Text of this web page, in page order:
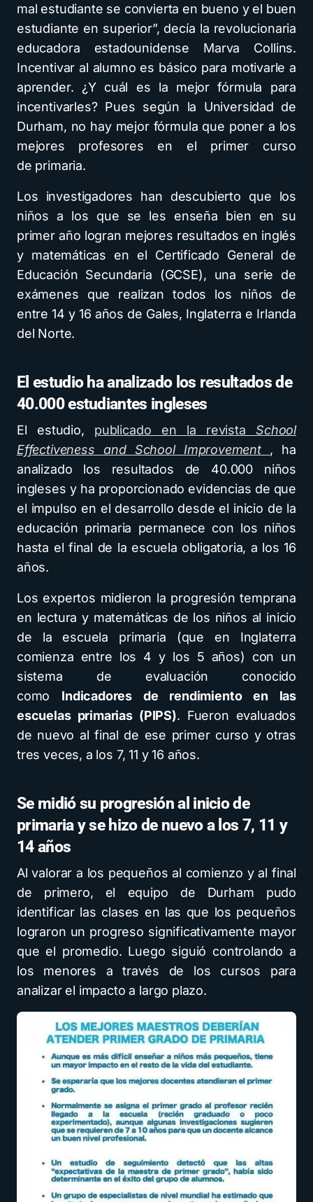
mal estudiante se convierta en bueno y el buen
estudiante en superior”, decía la revolucionaria
educadora estadounidense Marva Collins.
Incentivar al alumno es básico para motivarle a
aprender. ¿Y cuál es la mejor fórmula para
incentivarles? Pues según la Universidad de
Durham, no hay mejor fórmula que poner a los
mejores profesores en el primer curso
de primaria.
Los investigadores han descubierto que los
niños a los que se les enseña bien en su
primer año logran mejores resultados en inglés
y matemáticas en el Certificado General de
Educación Secundaria (GCSE), una serie de
exámenes que realizan todos los niños de
entre 14 y 16 años de Gales, Inglaterra e Irlanda
del Norte.
El estudio ha analizado los resultados de
40.000 estudiantes ingleses
El estudio, publicado en la revistaSchool
Effectiveness and School Improvement
, ha
analizado los resultados de 40.000 niños
ingleses y ha proporcionado evidencias de que
el impulso en el desarrollo desde el inicio de la
educación primaria permanece con los niños
hasta el final de la escuela obligatoria, a los 16
años.
Los expertos midieron la progresión temprana
en lectura y matemáticas de los niños al inicio
de la escuela primaria (que en Inglaterra
comienza entre los 4 y los 5 años) con un
sistema de evaluación conocido
como Indicadores de rendimiento en las
escuelas primarias (PIPS). Fueron evaluados
de nuevo al final de ese primer curso y otras
tres veces, a los 7, 11 y 16 años.
Se midió su progresión al inicio de
primaria y se hizo de nuevo a los 7, 11 y
14 años
Al valorar a los pequeños al comienzo y al final
de primero, el equipo de Durham pudo
identificar las clases en las que los pequeños
lograron un progreso significativamente mayor
que el promedio. Luego siguió controlando a
los menores a través de los cursos para
analizar el impacto a largo plazo.